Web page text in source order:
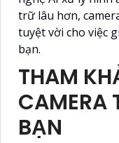
trữ lâu hơn,
tuyệt vời cho việc
bạn.
THAM
CAMERA
BẠN